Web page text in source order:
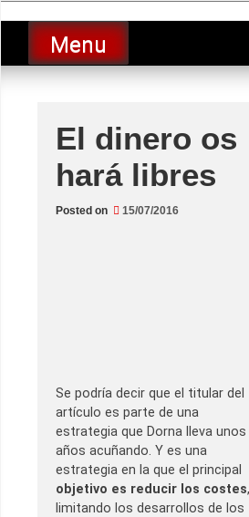
to
contentLucio
luciolopezgp
Menu
El dinero os
hará libres
Posted on 15/07/2016
Se podría decir que el titular del
artículo es parte de una
estrategia que Dorna lleva unos
años acuñando. Y es una
estrategia en la que el principal
objetivo es reducir los costes,
limitando los desarrollos de los